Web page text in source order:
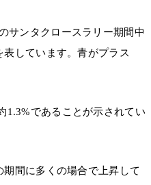
サンタクロースラリー期間中
表しています。青がプラス
1.3%であることが示されてい
間に多くの場合で上昇して